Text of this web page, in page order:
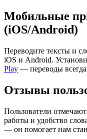
Мобильные
(iOS/Android)
Переводите тексты и
iOS и Android.
Play — переводы
Отзывы
Пользователи
работы и удобство
— он помогает нам